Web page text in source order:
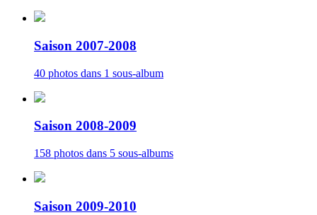
Saison 2007-2008
40 photos dans 1 sous-album
Saison 2008-2009
158 photos dans 5 sous-albums
Saison 2009-2010